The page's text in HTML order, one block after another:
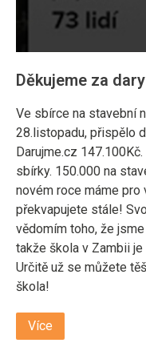
Děkujeme za
Ve sbírce na stavební
28.listopadu, přispělo
Darujme.cz
sbírky. 150.000 na
novém roce máme pro
překvapujete stále!
vědomím toho, že
takže škola v Zambii
Určitě už se můžete
škola!
Více